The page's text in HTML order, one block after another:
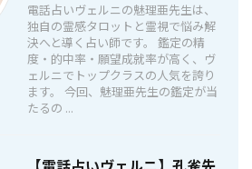
電話占いヴェルニの魅理亜先生は、
独自の霊感タロットと霊視で悩み解
決へと導く占い師です。 鑑定の精
度・的中率・願望成就率が高く、ヴ
ェルニでトップクラスの人気を誇り
ます。 今回、魅理亜先生の鑑定が当
たるの ...